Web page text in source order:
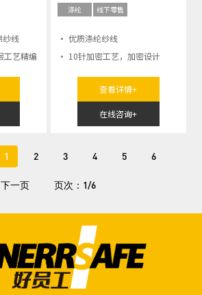
纱线
工艺精编
涤纶 线下零售
· 优质涤纶纱线
· 10针加密工艺，加密设计
查看详情+
在线咨询+
1 2 3 4 5 6
下一页 页次：1/6